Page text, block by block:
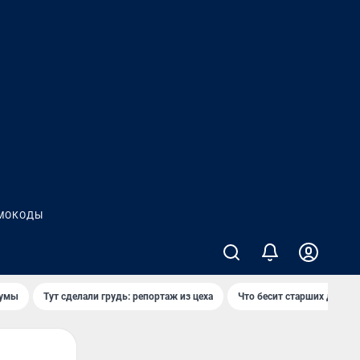
Тут сделали грудь: репортаж из цеха Что бесит старших детей